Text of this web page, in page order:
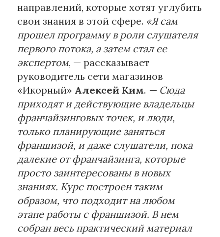
направлений, которые хотят углубить
свои знания в этой сфере. «Я сам
прошел программу в роли слушателя
первого потока, а затем стал ее
экспертом, — рассказывает
руководитель сети магазинов
«Икорный» Алексей Ким. — Сюда
приходят и действующие владельцы
франчайзинговых точек, и люди,
только планирующие заняться
франшизой, и даже слушатели, пока
далекие от франчайзинга, которые
просто заинтересованы в новых
знаниях. Курс построен таким
образом, что подходит на любом
этапе работы с франшизой. В нем
собран весь практический материал